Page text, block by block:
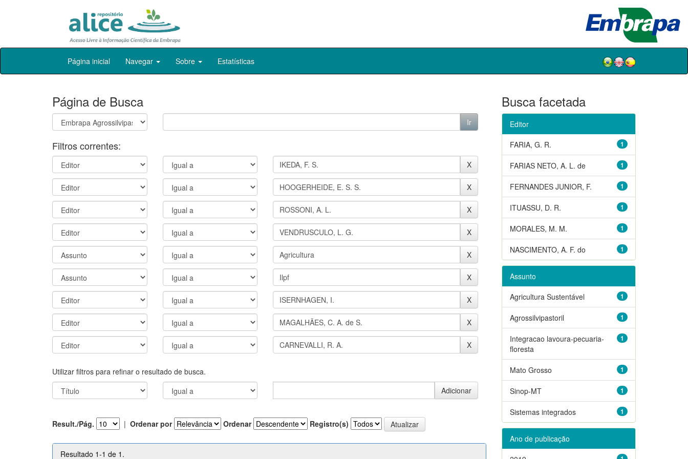
Skip
Página inicial Navegar Sobre Estatísticas
Página de Busca
Filtros correntes:
Utilizar filtros para refinar o resultado de busca.
Result./Pág. | Ordenar por Ordenar Registro(s)
Resultado 1-1 de 1.
Busca facetada
Editor
1
FARIA, G. R.
1
FARIAS NETO, A. L. de
1
FERNANDES JUNIOR, F.
1
ITUASSU, D. R.
1
MORALES, M. M.
1
NASCIMENTO, A. F. do
Assunto
1
Agricultura Sustentável
1
Agrossilvipastoril
1
Integracao lavoura-pecuaria-
floresta
1
Mato Grosso
1
Sinop-MT
1
Sistemas integrados
Ano de publicação